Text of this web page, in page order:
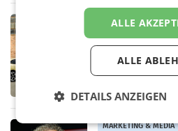
MOBILITY BUSINESS
verdoppelt
überschreitet
– Im Juli 2026
101.267
MARKETING & MEDIA
ALLE
ALLE
DETAILS ANZEIGEN